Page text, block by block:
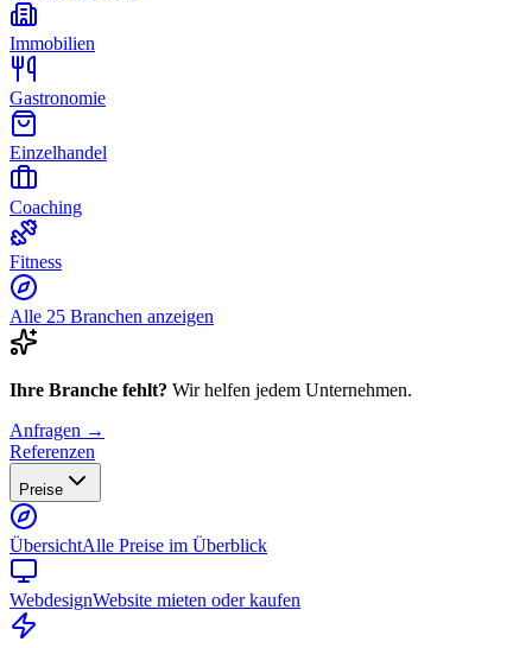
Immobilien
Gastronomie
Einzelhandel
Coaching
Fitness
Alle 25 Branchen anzeigen
Ihre Branche fehlt? Wir helfen jedem Unternehmen.
Anfragen →
Referenzen
Preise
ÜbersichtAlle Preise im Überblick
WebdesignWebsite mieten oder kaufen